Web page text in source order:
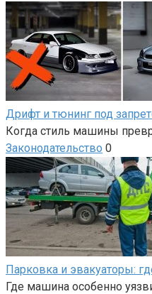
Дрифт и тюнинг под
Когда стиль машины
Законодательство 0
Парковка и эвакуаторы:
Где машина особенно